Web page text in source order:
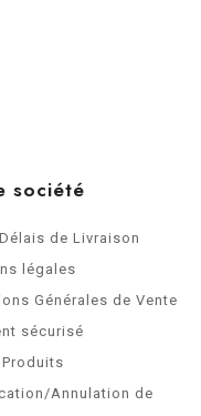
société
de Livraison
légales
Générales de Vente
sécurisé
Annulation de